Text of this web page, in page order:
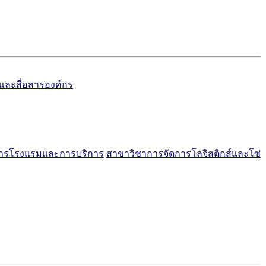
ละสื่อสารองค์กร
โรงแรมและการบริการ สาขาวิชาการจัดการโลจิสติกส์และโซ่